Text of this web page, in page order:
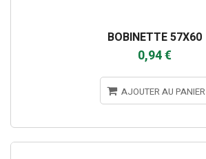
BOBINETTE 57X60
0,94 €
AJOUTER AU PANIER